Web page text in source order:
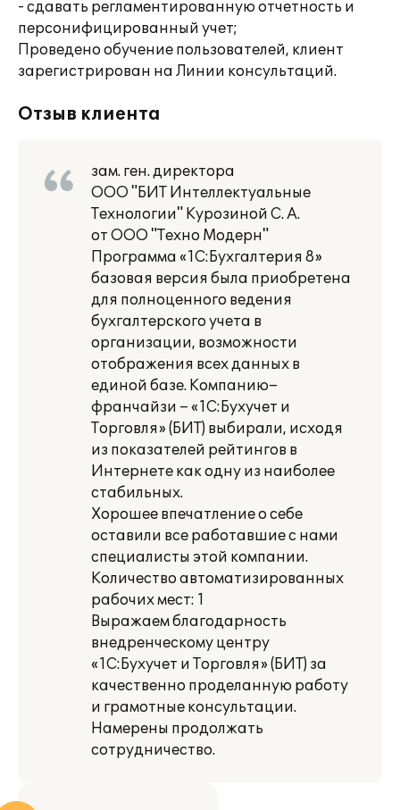
- сдавать регламентированную отчетность и
персонифицированный учет;
Проведено обучение пользователей, клиент
зарегистрирован на Линии консультаций.
Отзыв клиента
зам. ген. директора
ООО "БИТ Интеллектуальные
Технологии" Курозиной С. А.
от ООО "Техно Модерн"
Программа «1С:Бухгалтерия 8»
базовая версия была приобретена
для полноценного ведения
бухгалтерского учета в
организации, возможности
отображения всех данных в
единой базе. Компанию–
франчайзи – «1С:Бухучет и
Торговля» (БИТ) выбирали, исходя
из показателей рейтингов в
Интернете как одну из наиболее
стабильных.
Хорошее впечатление о себе
оставили все работавшие с нами
специалисты этой компании.
Количество автоматизированных
рабочих мест: 1
Выражаем благодарность
внедренческому центру
«1С:Бухучет и Торговля» (БИТ) за
качественно проделанную работу
и грамотные консультации.
Намерены продолжать
сотрудничество.